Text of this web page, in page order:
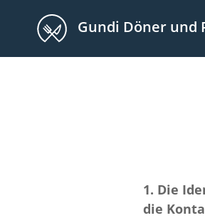
Gundi Döner und
1. Die
die